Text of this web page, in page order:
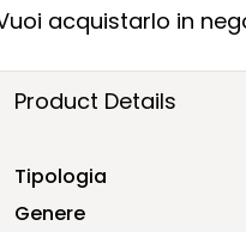
acquistarlo in
Product Details
Tipologia
Genere